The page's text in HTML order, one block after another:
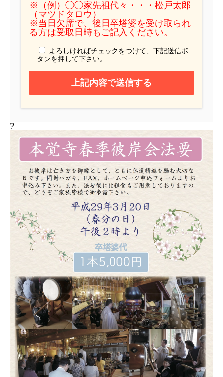
※（例）◯◯家先祖代々・・・松戸太郎
（マツドタロウ）
※当日欠席で、後日卒塔婆を受け取られ
る方は受取日時もご記入ください。
よろしければチェックをつけて、下記送信ボ
タンを押して下さい。
?